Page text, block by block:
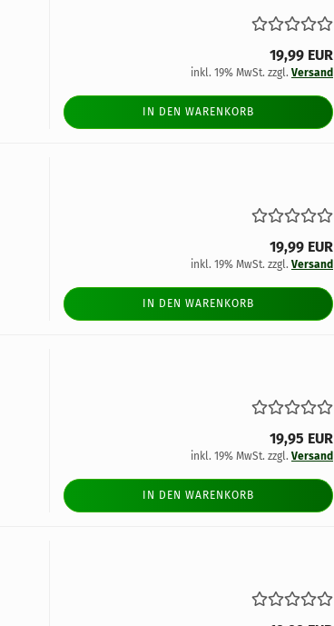
19,99 EUR
inkl. 19% MwSt. zzgl. Versand
IN DEN WARENKORB
19,99 EUR
inkl. 19% MwSt. zzgl. Versand
IN DEN WARENKORB
19,95 EUR
inkl. 19% MwSt. zzgl. Versand
IN DEN WARENKORB